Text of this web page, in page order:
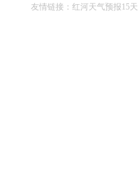
友情链接： 红河天气预报15天